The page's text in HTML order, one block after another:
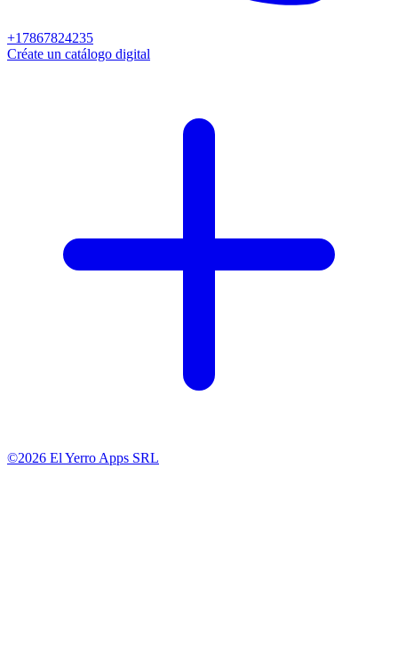
+17867824235
Créate un catálogo digital
©2026 El Yerro Apps SRL